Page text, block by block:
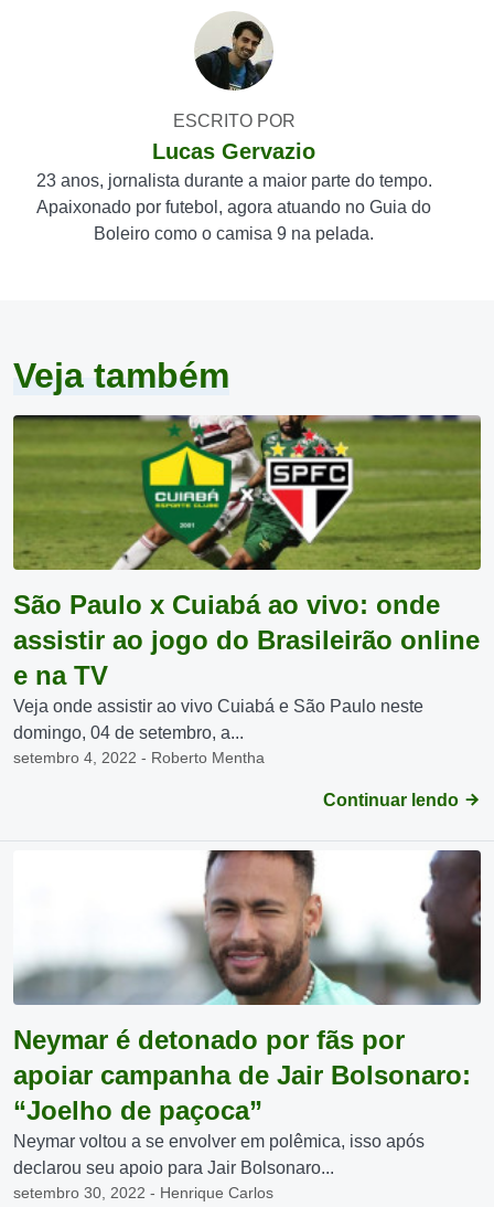
ESCRITO POR
Lucas Gervazio
23 anos, jornalista durante a maior parte do tempo.
Apaixonado por futebol, agora atuando no Guia do
Boleiro como o camisa 9 na pelada.
Veja também
São Paulo x Cuiabá ao vivo: onde
assistir ao jogo do Brasileirão online
e na TV
Veja onde assistir ao vivo Cuiabá e São Paulo neste
domingo, 04 de setembro, a...
setembro 4, 2022 - Roberto Mentha
Continuar lendo
Neymar é detonado por fãs por
apoiar campanha de Jair Bolsonaro:
“Joelho de paçoca”
Neymar voltou a se envolver em polêmica, isso após
declarou seu apoio para Jair Bolsonaro...
setembro 30, 2022 - Henrique Carlos